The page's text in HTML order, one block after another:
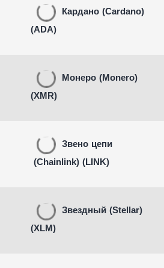
Кардано (Cardano)
(ADA)
Монеро (Monero)
(XMR)
Звено цепи
(Chainlink) (LINK)
Звездный (Stellar)
(XLM)